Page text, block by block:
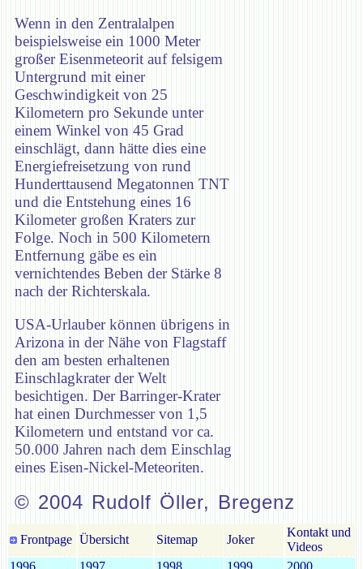
Wenn in den Zentralalpen
beispielsweise ein 1000 Meter
großer Eisenmeteorit auf felsigem
Untergrund mit einer
Geschwindigkeit von 25
Kilometern pro Sekunde unter
einem Winkel von 45 Grad
einschlägt, dann hätte dies eine
Energiefreisetzung von rund
Hunderttausend Megatonnen TNT
und die Entstehung eines 16
Kilometer großen Kraters zur
Folge. Noch in 500 Kilometern
Entfernung gäbe es ein
vernichtendes Beben der Stärke 8
nach der Richterskala.
USA-Urlauber können übrigens in
Arizona in der Nähe von Flagstaff
den am besten erhaltenen
Einschlagkrater der Welt
besichtigen. Der Barringer-Krater
hat einen Durchmesser von 1,5
Kilometern und entstand vor ca.
50.000 Jahren nach dem Einschlag
eines Eisen-Nickel-Meteoriten.
© 2004 Rudolf Öller, Bregenz
Frontpage Übersicht Sitemap Joker
Kontakt und
Videos
1996
1997 1998 1999 2000